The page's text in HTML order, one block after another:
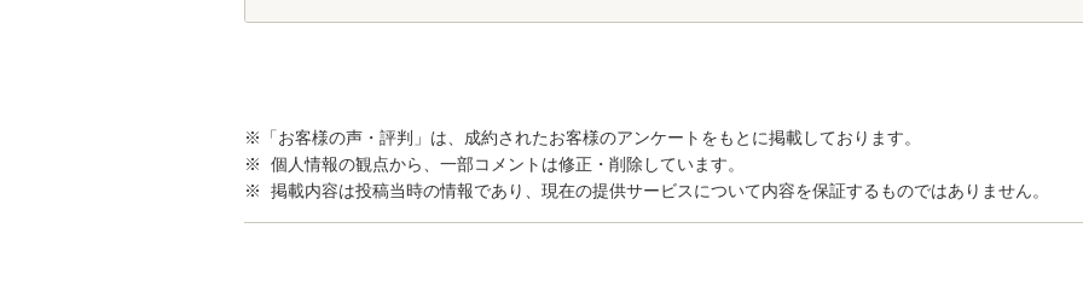
※「お客様の声・評判」は、成約されたお客様のアンケートをもとに掲載しております。
※ 個人情報の観点から、一部コメントは修正・削除しています。
※ 掲載内容は投稿当時の情報であり、現在の提供サービスについて内容を保証するものではありません。